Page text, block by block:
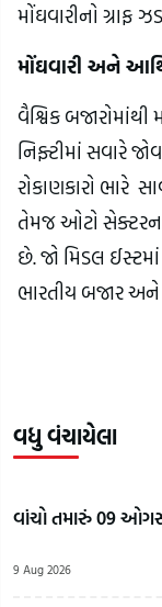
મોંઘવારીનો
મોંઘવારી અને
વૈશ્વિક
નિફ્ટીમાં સવારે
રોકાણકારો ભારે
તેમજ ઓટો સેક્ટરના
છે. જો મિડલ
ભારતીય બજાર
વધુ વંચાયેલા
વાંચો તમારું 09
9 Aug 2026